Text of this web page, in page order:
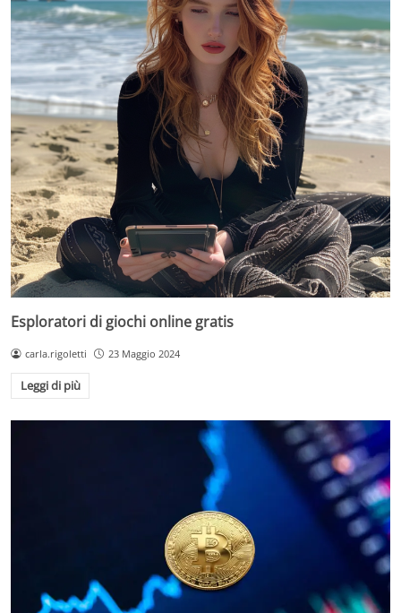
Esploratori di giochi online gratis
carla.rigoletti 23 Maggio 2024
Leggi di più